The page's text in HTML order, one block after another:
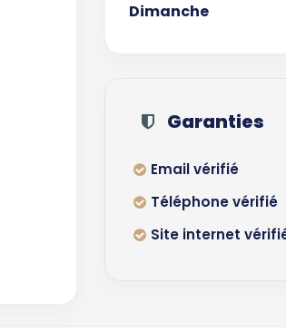
Dimanche
Garanties
Email vérifié
Téléphone vérifié
Site internet